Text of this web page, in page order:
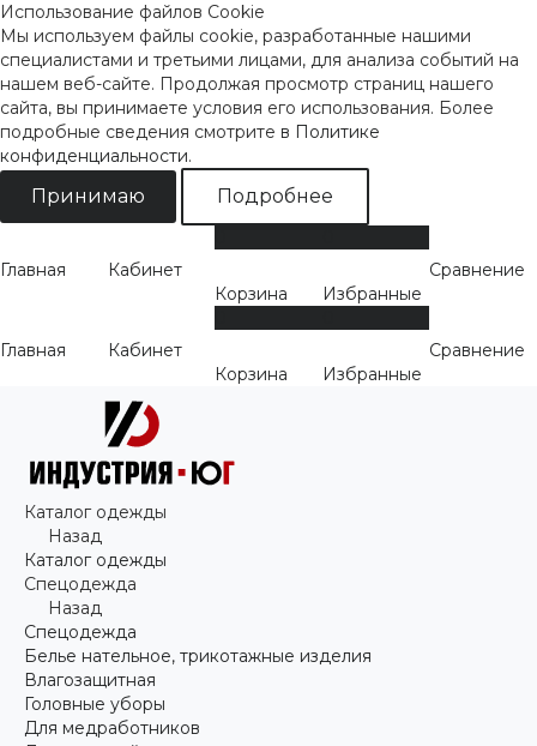
Использование файлов Cookie
Мы используем файлы cookie, разработанные нашими
специалистами и третьими лицами, для анализа событий на
нашем веб-сайте. Продолжая просмотр страниц нашего
сайта, вы принимаете условия его использования. Более
подробные сведения смотрите в Политике
конфиденциальности.
Принимаю Подробнее
Главная Кабинет
Корзина Избранные
Сравнение
Главная Кабинет
Корзина Избранные
Сравнение
Каталог одежды
Назад
Каталог одежды
Спецодежда
Назад
Спецодежда
Белье нательное, трикотажные изделия
Влагозащитная
Головные уборы
Для медработников